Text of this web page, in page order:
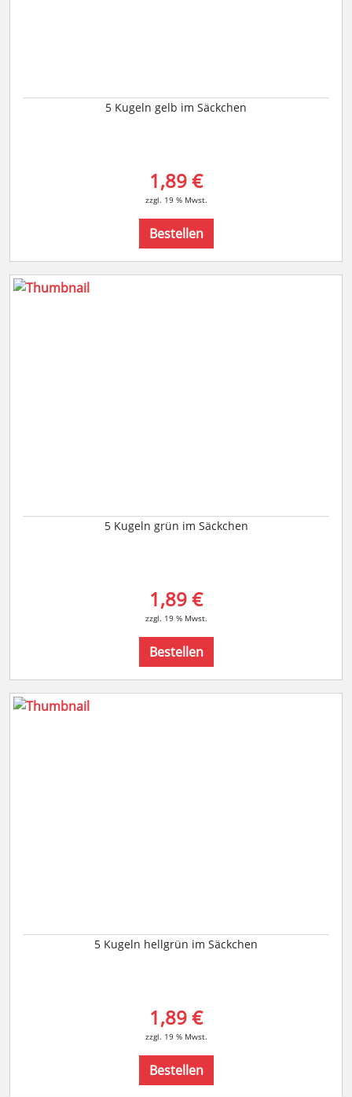
5 Kugeln gelb im Säckchen
1,89 €
zzgl. 19 % Mwst.
Bestellen
5 Kugeln grün im Säckchen
1,89 €
zzgl. 19 % Mwst.
Bestellen
5 Kugeln hellgrün im Säckchen
1,89 €
zzgl. 19 % Mwst.
Bestellen